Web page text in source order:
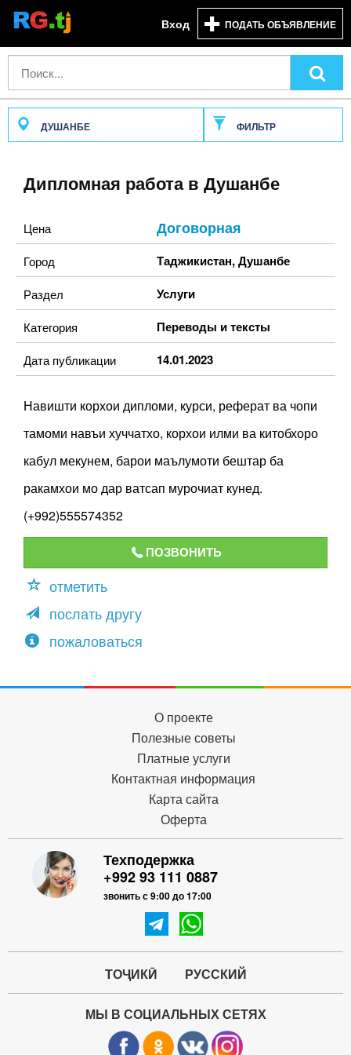
Вход ПОДАТЬ ОБЪЯВЛЕНИЕ
ДУШАНБЕ ФИЛЬТР
Дипломная работа в Душанбе
Цена Договорная
Город Таджикистан,Душанбе
Раздел Услуги
Категория Переводы и тексты
Дата публикации 14.01.2023
Навишти корхои дипломи, курси, реферат ва чопи
тамоми навъи хуччатхо, корхои илми ва китобхоро
кабул мекунем, барои маълумоти бештар ба
ракамхои мо дар ватсап мурочиат кунед.
(+992)555574352
ПОЗВОНИТЬ
отметить
послать другу
пожаловаться
О проекте
Полезные советы
Платные услуги
Контактная информация
Карта сайта
Оферта
Техподержка
+992 93 111 0887
звонить с 9:00 до 17:00
ТОҶИКӢ РУССКИЙ
МЫ В СОЦИАЛЬНЫХ СЕТЯХ